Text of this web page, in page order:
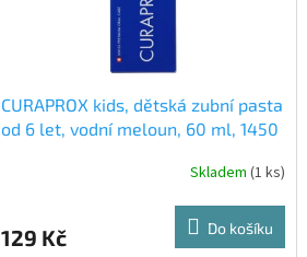
CURAPROX kids, dětská zubní pasta
od 6 let, vodní meloun, 60 ml, 1450
Skladem (1 ks)
129 Kč Do košíku